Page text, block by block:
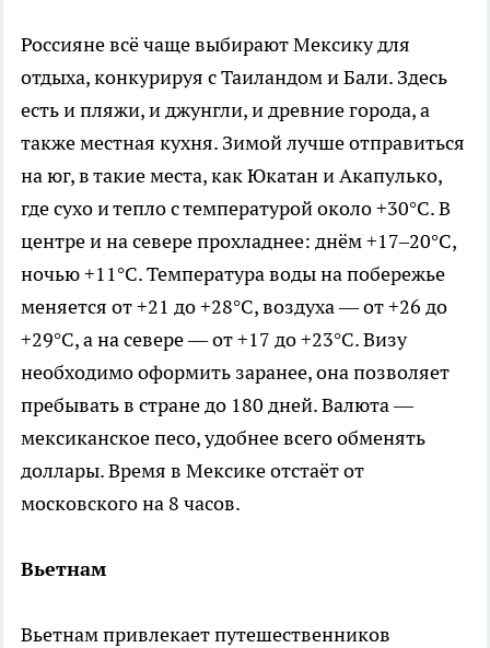
Россияне всё чаще выбирают Мексику для
отдыха, конкурируя с Таиландом и Бали. Здесь
есть и пляжи, и джунгли, и древние города, а
также местная кухня. Зимой лучше отправиться
на юг, в такие места, как Юкатан и Акапулько,
где сухо и тепло с температурой около +30°C. В
центре и на севере прохладнее: днём +17–20°C,
ночью +11°C. Температура воды на побережье
меняется от +21 до +28°C, воздуха — от +26 до
+29°C, а на севере — от +17 до +23°C. Визу
необходимо оформить заранее, она позволяет
пребывать в стране до 180 дней. Валюта —
мексиканское песо, удобнее всего обменять
доллары. Время в Мексике отстаёт от
московского на 8 часов.
Вьетнам
Вьетнам привлекает путешественников